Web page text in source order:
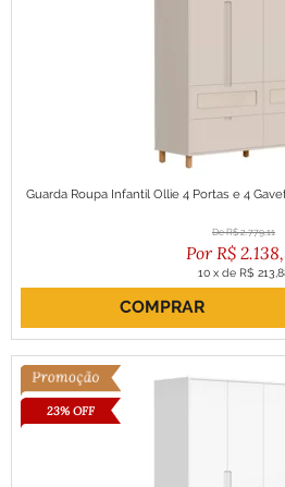
Guarda Roupa Infantil Ollie 4 Portas e 4
R$ 2.779,11
R$
10 x de R$
ou R$ 1.924,96 no
COMPRAR
23% OFF